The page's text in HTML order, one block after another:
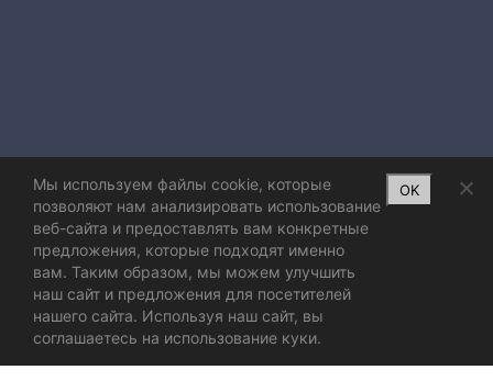
Мы используем файлы cookie, которые
позволяют нам анализировать использование
веб-сайта и предоставлять вам конкретные
предложения, которые подходят именно
вам. Таким образом, мы можем улучшить
наш сайт и предложения для посетителей
нашего сайта. Используя наш сайт, вы
соглашаетесь на использование куки.
OK